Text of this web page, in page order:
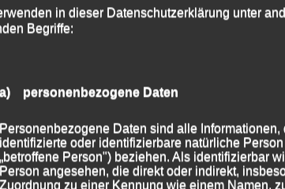
|Markiert mitParis - Marathon
in dieser Datenschutzerklärung unter
Begriffe:
a) personenbezogene Daten
Personenbezogene Daten sind alle Informationen,
identifizierte oder identifizierbare natürliche
„betroffene Person") beziehen. Als identifizierbar
Person angesehen, die direkt oder indirekt,
Zuordnung zu einer Kennung wie einem Namen,